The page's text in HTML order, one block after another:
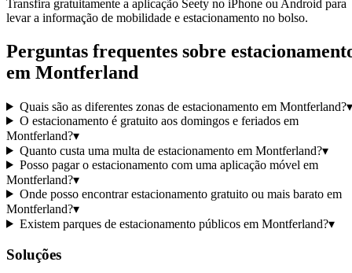
Transfira gratuitamente a aplicação Seety no iPhone ou Android para
levar a informação de mobilidade e estacionamento no bolso.
Perguntas frequentes sobre
em Montferland
Quais são as diferentes zonas de estacionamento em Montferland?▾
O estacionamento é gratuito aos domingos e feriados em
Montferland?▾
Quanto custa uma multa de estacionamento em Montferland?▾
Posso pagar o estacionamento com uma aplicação móvel em
Montferland?▾
Onde posso encontrar estacionamento gratuito ou mais barato em
Montferland?▾
Existem parques de estacionamento públicos em Montferland?▾
Soluções